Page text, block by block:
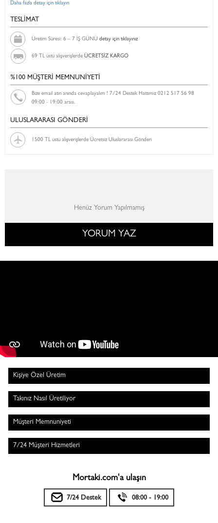
Daha fazla detay için tıklayın
TESLİMAT
Üretim Süresi: 6 – 7 İŞ GÜNÜ detay için tıklayınız
69 TL üstü alışverişlerde ÜCRETSİZ KARGO
%100 MÜŞTERİ MEMNUNİYETİ
Bize email atın anında cevaplayalım ! 7/24 Destek Hattımız 0212 517 56 98
09:00 - 19:00 arası.
ULUSLARARASI GÖNDERİ
1500 TL üstü alışverişlerde Ücretsiz Uluslararası Gönderi
Henüz Yorum Yapılmamış
YORUM YAZ
Kişiye Özel Üretim
Takınız Nasıl Üretiliyor
Müşteri Memnuniyeti
7/24 Müşteri Hizmetleri
Mortaki.com'a ulaşın
7/24 Destek 08:00 - 19:00